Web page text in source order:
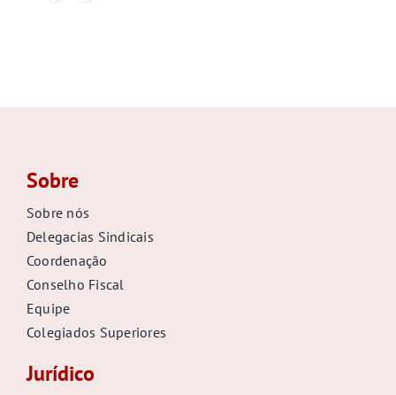
Sobre
Sobre nós
Delegacias Sindicais
Coordenação
Conselho Fiscal
Equipe
Colegiados Superiores
Jurídico